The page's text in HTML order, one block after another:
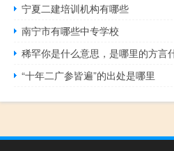
宁夏二建培训机构有哪些
南宁市有哪些中专学校
稀罕你是什么意思，是哪里的方言
“十年二广参皆遍”的出处是哪里